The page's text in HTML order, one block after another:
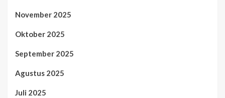
November 2025
Oktober 2025
September 2025
Agustus 2025
Juli 2025